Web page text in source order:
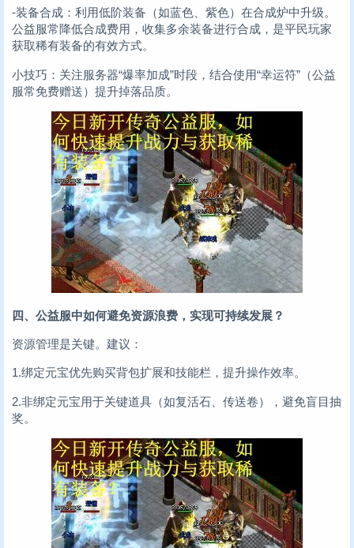
-装备合成：利用低阶装备（如蓝色、紫色）在合成炉中升级。
公益服常降低合成费用，收集多余装备进行合成，是平民玩家
获取稀有装备的有效方式。
小技巧：关注服务器“爆率加成”时段，结合使用“幸运符”（公益
服常免费赠送）提升掉落品质。
四、公益服中如何避免资源浪费，实现可持续发展？
资源管理是关键。建议：
1.绑定元宝优先购买背包扩展和技能栏，提升操作效率。
2.非绑定元宝用于关键道具（如复活石、传送卷），避免盲目抽
奖。